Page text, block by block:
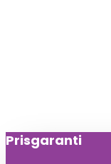
Prisgaranti